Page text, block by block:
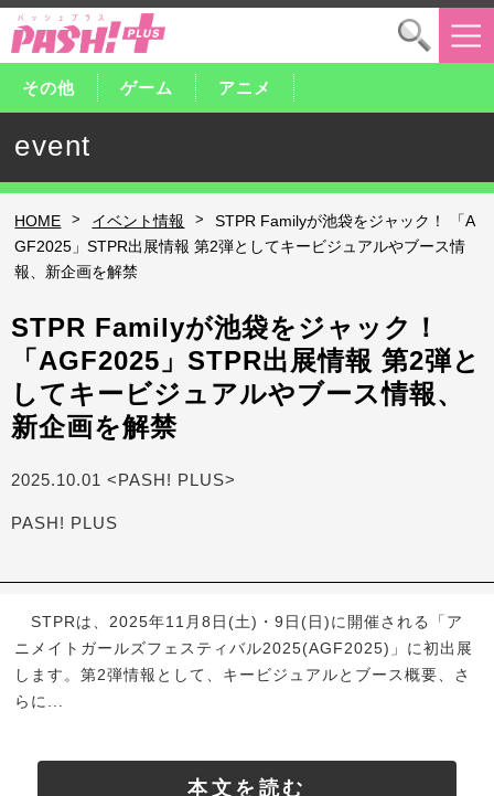
その他 ゲーム アニメ
event
HOME > イベント情報 >
STPR Familyが池袋をジャック！ 「A
GF2025」STPR出展情報 第2弾としてキービジュアルやブース情
報、新企画を解禁
STPR Familyが池袋をジャック！
「AGF2025」STPR出展情報 第2弾と
してキービジュアルやブース情報、
新企画を解禁
2025.10.01 <PASH! PLUS>
PASH! PLUS
STPRは、2025年11月8日(土)・9日(日)に開催される「ア
ニメイトガールズフェスティバル2025(AGF2025)」に初出展
します。第2弾情報として、キービジュアルとブース概要、さ
らに...
本文を読む